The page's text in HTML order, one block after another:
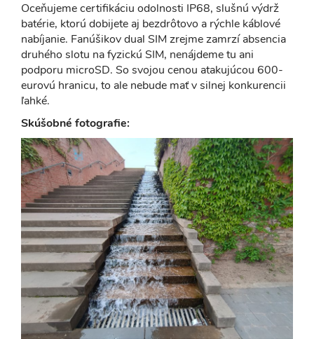
Oceňujeme certifikáciu odolnosti IP68, slušnú výdrž
batérie, ktorú dobijete aj bezdrôtovo a rýchle káblové
nabíjanie. Fanúšikov dual SIM zrejme zamrzí absencia
druhého slotu na fyzickú SIM, nenájdeme tu ani
podporu microSD. So svojou cenou atakujúcou 600-
eurovú hranicu, to ale nebude mať v silnej konkurencii
ľahké.
Skúšobné fotografie: